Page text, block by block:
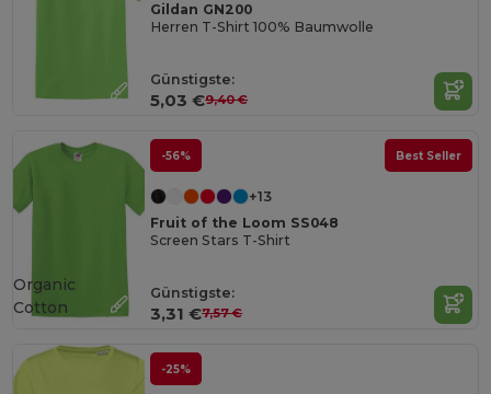
Gildan GN200
Herren T-Shirt 100% Baumwolle
Günstigste:
5,03 €9,40 €
-56% Best Seller
+13
Fruit of the Loom SS048
Screen Stars T-Shirt
Günstigste:
3,31 €7,57 €
Organic
Cotton
-25%